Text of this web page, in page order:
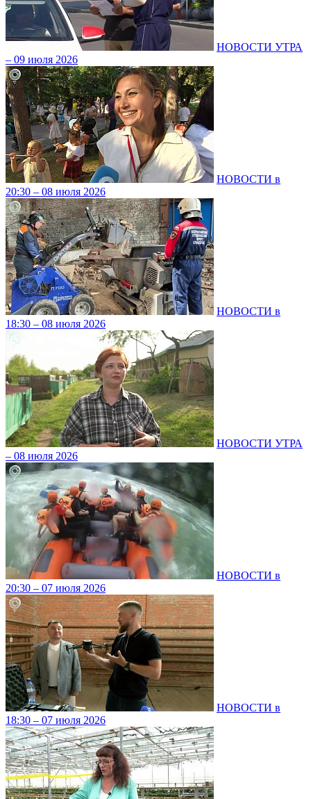
НОВОСТИ УТРА
– 09 июля 2026
НОВОСТИ в
20:30 – 08 июля 2026
НОВОСТИ в
18:30 – 08 июля 2026
НОВОСТИ УТРА
– 08 июля 2026
НОВОСТИ в
20:30 – 07 июля 2026
НОВОСТИ в
18:30 – 07 июля 2026